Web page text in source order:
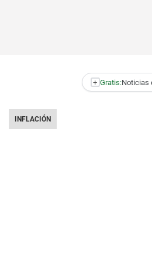
+ Gratis:Noticias
INFLACIÓN